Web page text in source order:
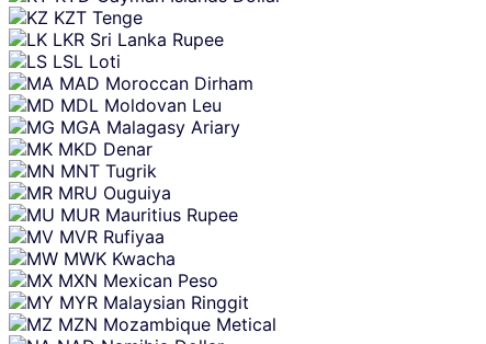
KZT Tenge
LKR Sri Lanka Rupee
LSL Loti
MAD Moroccan Dirham
MDL Moldovan Leu
MGA Malagasy Ariary
MKD Denar
MNT Tugrik
MRU Ouguiya
MUR Mauritius Rupee
MVR Rufiyaa
MWK Kwacha
MXN Mexican Peso
MYR Malaysian Ringgit
MZN Mozambique Metical